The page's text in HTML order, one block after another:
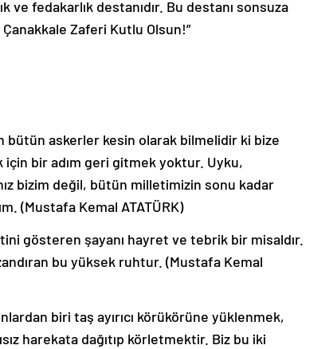
ve fedakarlık destanıdır. Bu destanı sonsuza
Zaferi Kutlu Olsun!”
askerler kesin olarak bilmelidir ki bize
bir adım geri gitmek yoktur. Uyku,
bizim değil, bütün milletimizin sonu kadar
(Mustafa Kemal ATATÜRK)
gösteren şayanı hayret ve tebrik bir misaldır.
bu yüksek ruhtur. (Mustafa Kemal
biri taş ayırıcı körükörüne yüklenmek,
harekata dağıtıp körletmektir. Biz bu iki